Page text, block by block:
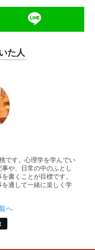
た人
です。心理学を学んでい
や、日常の中のふとし
書くことが目標です。
通して一緒に楽しく学
へ